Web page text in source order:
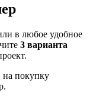
в любое удобное
3 варианта
на покупку